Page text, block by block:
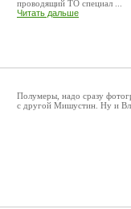
проводящий ТО специал ...
Читать дальше
Полумеры, надо сразу
с другой Мишустин. Ну и